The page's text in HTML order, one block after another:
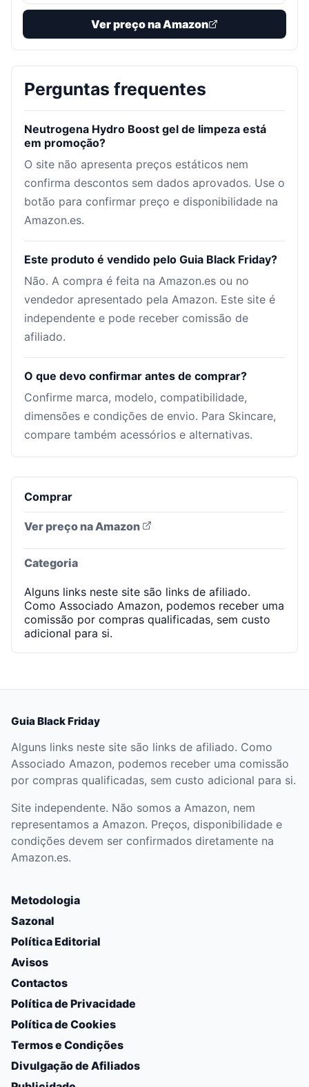
Ver preço na Amazon
Perguntas frequentes
Neutrogena Hydro Boost gel de limpeza está
em promoção?
O site não apresenta preços estáticos nem
confirma descontos sem dados aprovados. Use o
botão para confirmar preço e disponibilidade na
Amazon.es.
Este produto é vendido pelo Guia Black Friday?
Não. A compra é feita na Amazon.es ou no
vendedor apresentado pela Amazon. Este site é
independente e pode receber comissão de
afiliado.
O que devo confirmar antes de comprar?
Confirme marca, modelo, compatibilidade,
dimensões e condições de envio. Para Skincare,
compare também acessórios e alternativas.
Comprar
Ver preço na Amazon
Categoria
Alguns links neste site são links de afiliado.
Como Associado Amazon, podemos receber uma
comissão por compras qualificadas, sem custo
adicional para si.
Guia Black Friday
Alguns links neste site são links de afiliado. Como
Associado Amazon, podemos receber uma comissão
por compras qualificadas, sem custo adicional para si.
Site independente. Não somos a Amazon, nem
representamos a Amazon. Preços, disponibilidade e
condições devem ser confirmados diretamente na
Amazon.es.
Metodologia
Sazonal
Política Editorial
Avisos
Contactos
Política de Privacidade
Política de Cookies
Termos e Condições
Divulgação de Afiliados